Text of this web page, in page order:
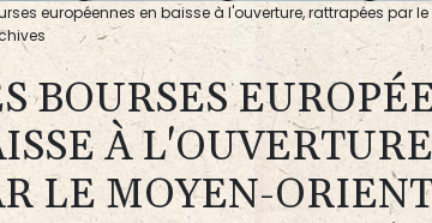
européennes en baisse à l'ouverture, rattrapées par
BOURSES
À
LE MOYEN-